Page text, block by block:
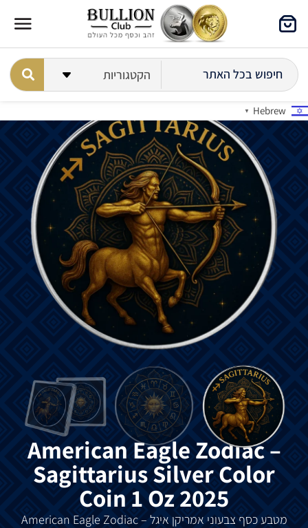
Hebrew
▼
American Eagle Zodiac –
Sagittarius Silver Color
Coin 1 Oz 2025
מטבע כסף צבעוני אמריקן איגל American Eagle Zodiac –